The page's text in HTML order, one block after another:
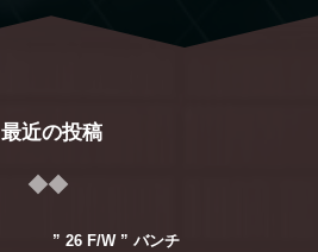
最近の投稿
” 26 F/W ” バンチ